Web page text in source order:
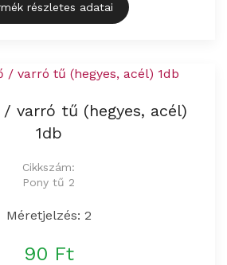
részletes adatai
/ varró tű (hegyes, acél)
1db
Cikkszám:
Pony tű 2
Méretjelzés: 2
90 Ft